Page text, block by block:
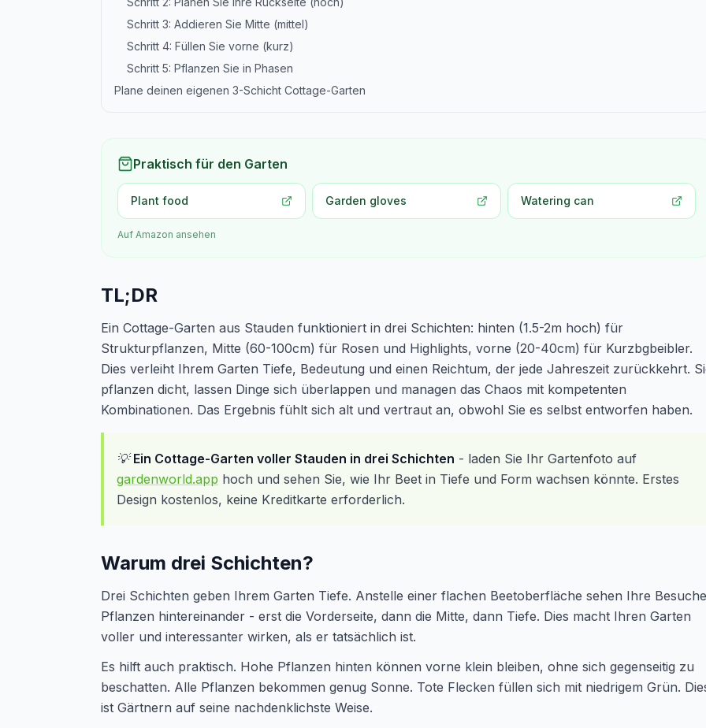
Schritt 3: Addieren Sie Mitte (mittel)
Schritt 4: Füllen Sie vorne (kurz)
Schritt 5: Pflanzen Sie in Phasen
Plane deinen eigenen 3-Schicht Cottage-Garten
Praktisch für den Garten
Plant food Garden gloves Watering can
Auf Amazon ansehen
TL;DR
Ein Cottage-Garten aus Stauden funktioniert in drei Schichten: hinten (1.5-2m hoch) für
Strukturpflanzen, Mitte (60-100cm) für Rosen und Highlights, vorne (20-40cm) für Kurzbgbeibler.
Dies verleiht Ihrem Garten Tiefe, Bedeutung und einen Reichtum, der jede Jahreszeit zurückkehrt.
pflanzen dicht, lassen Dinge sich überlappen und managen das Chaos mit kompetenten
Kombinationen. Das Ergebnis fühlt sich alt und vertraut an, obwohl Sie es selbst entworfen haben.
💡Ein Cottage-Garten voller Stauden in drei Schichten - laden Sie Ihr Gartenfoto auf
gardenworld.app hoch und sehen Sie, wie Ihr Beet in Tiefe und Form wachsen könnte. Erstes
Design kostenlos, keine Kreditkarte erforderlich.
Warum drei Schichten?
Drei Schichten geben Ihrem Garten Tiefe. Anstelle einer flachen Beetoberfläche sehen Ihre
Pflanzen hintereinander - erst die Vorderseite, dann die Mitte, dann Tiefe. Dies macht Ihren Garten
voller und interessanter wirken, als er tatsächlich ist.
Es hilft auch praktisch. Hohe Pflanzen hinten können vorne klein bleiben, ohne sich gegenseitig zu
beschatten. Alle Pflanzen bekommen genug Sonne. Tote Flecken füllen sich mit niedrigem Grün.
ist Gärtnern auf seine nachdenklichste Weise.